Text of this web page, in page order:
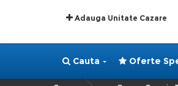
Adauga Unitate Cazare
Cauta Oferte